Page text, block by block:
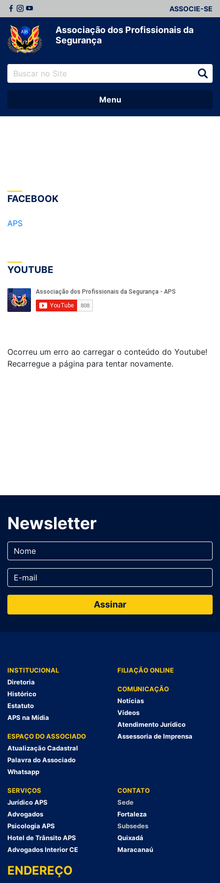
ASSOCIE-SE
Associação dos Profissionais da
Segurança
Menu
FACEBOOK
APS
YOUTUBE
Ocorreu um erro ao carregar o conteúdo do Youtube!
Recarregue a página para tentar novamente.
Newsletter
INSTITUCIONAL
Diretoria
Histórico
Estatuto
APS na Mídia
ESPAÇO DO ASSOCIADO
Atualização Cadastral
Palavra do Associado
Whatsapp
FILIAÇÃO ONLINE
COMUNICAÇÃO
Notícias
Vídeos
Atendimento Jurídico
Assessoria de Imprensa
SERVIÇOS
Jurídico APS
Advogados
Psicologia APS
Hotel de Trânsito APS
Advogados Interior CE
CONTATO
Sede
Fortaleza
Subsedes
Quixadá
Maracanaú
ENDEREÇO